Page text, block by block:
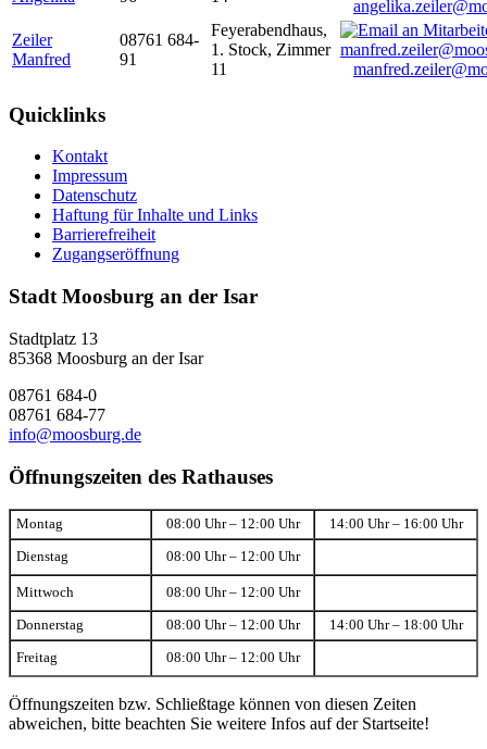
Zeiler
Manfred
08761 684-
91
Feyerabendhaus,
1. Stock, Zimmer
11
Quicklinks
Kontakt
Impressum
Datenschutz
Haftung für Inhalte und Links
Barrierefreiheit
Zugangseröffnung
Stadt Moosburg an der Isar
Stadtplatz 13
85368 Moosburg an der Isar
08761 684-0
08761 684-77
info@moosburg.de
Öffnungszeiten des Rathauses
Montag 08:00 Uhr – 12:00 Uhr 14:00 Uhr – 16:00 Uhr
Dienstag 08:00 Uhr – 12:00 Uhr
Mittwoch 08:00 Uhr – 12:00 Uhr
Donnerstag 08:00 Uhr – 12:00 Uhr 14:00 Uhr – 18:00 Uhr
Freitag 08:00 Uhr – 12:00 Uhr
Öffnungszeiten bzw. Schließtage können von diesen Zeiten
abweichen, bitte beachten Sie weitere Infos auf der Startseite!